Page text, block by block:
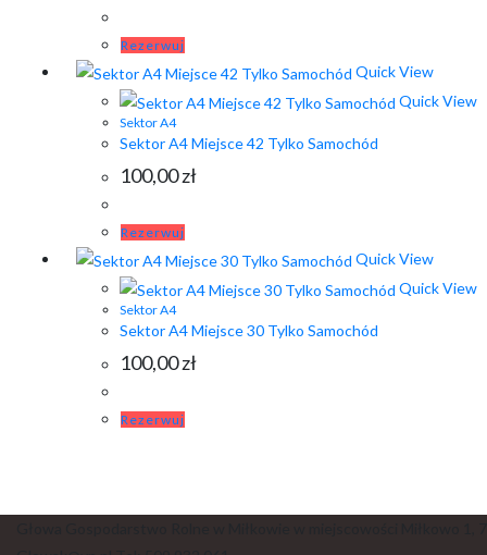
Rezerwuj
Quick View
Quick View
Sektor A4
Sektor A4 Miejsce 42 Tylko Samochód
100,00zł
Rezerwuj
Quick View
Quick View
Sektor A4
Sektor A4 Miejsce 30 Tylko Samochód
100,00zł
Rezerwuj